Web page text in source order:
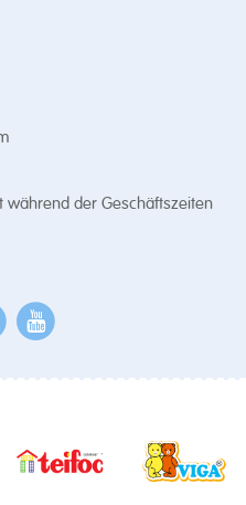
während der Geschäftszeiten